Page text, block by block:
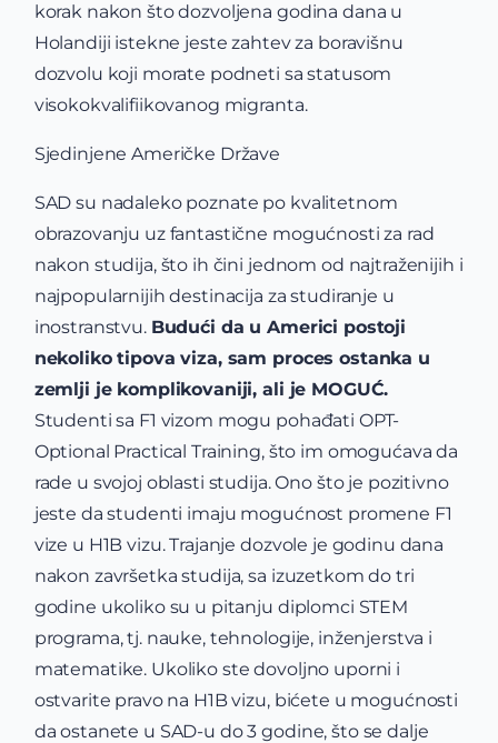
korak nakon što dozvoljena godina dana u
Holandiji istekne jeste zahtev za boravišnu
dozvolu koji morate podneti sa statusom
visokokvalifiikovanog migranta.
Sjedinjene Američke Države
SAD su nadaleko poznate po kvalitetnom
obrazovanju uz fantastične mogućnosti za rad
nakon studija, što ih čini jednom od najtraženijih i
najpopularnijih destinacija za studiranje u
inostranstvu. Budući da u Americi postoji
nekoliko tipova viza, sam proces ostanka u
zemlji je komplikovaniji, ali je MOGUĆ.
Studenti sa F1 vizom mogu pohađati OPT-
Optional Practical Training, što im omogućava da
rade u svojoj oblasti studija. Ono što je pozitivno
jeste da studenti imaju mogućnost promene F1
vize u H1B vizu. Trajanje dozvole je godinu dana
nakon završetka studija, sa izuzetkom do tri
godine ukoliko su u pitanju diplomci STEM
programa, tj. nauke, tehnologije, inženjerstva i
matematike. Ukoliko ste dovoljno uporni i
ostvarite pravo na H1B vizu, bićete u mogućnosti
da ostanete u SAD-u do 3 godine, što se dalje